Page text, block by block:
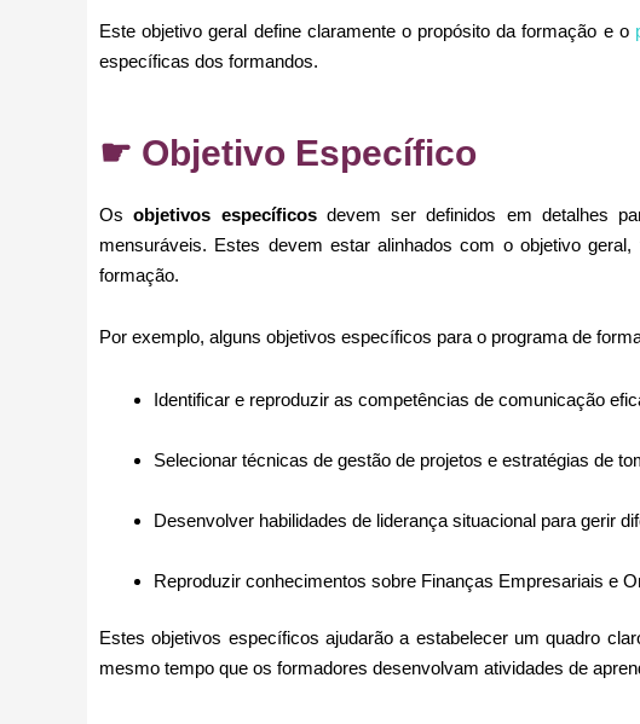
Este objetivo geral define claramente o propósito da formação e o
específicas dos formandos.
☛ Objetivo Específico
Osobjetivos específicosdevem ser definidos em detalhes
mensuráveis. Estes devem estar alinhados com o objetivo
formação.
Por exemplo, alguns objetivos específicos para o programa de
Identificar e reproduzir as competências de comunicação
Selecionar técnicas de gestão de projetos e estratégias de
Desenvolver habilidades de liderança situacional para gerir
Reproduzir conhecimentos sobre Finanças Empresariais e
Estes objetivos específicos ajudarão a estabelecer um quadro
mesmo tempo que os formadores desenvolvam atividades de